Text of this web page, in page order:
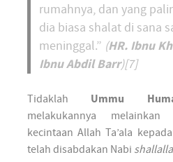
rumahnya, dan yang
dia biasa shalat di sana
meninggal.” (HR. Ibnu
Ibnu Abdil Barr)[7]
Tidaklah Ummu
melakukannya melainkan
kecintaan Allah Ta’ala
telah disabdakan Nabi